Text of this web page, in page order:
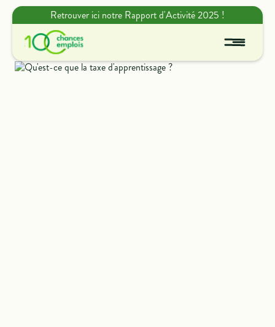
Retrouver ici notre Rapport d'Activité 2025 !